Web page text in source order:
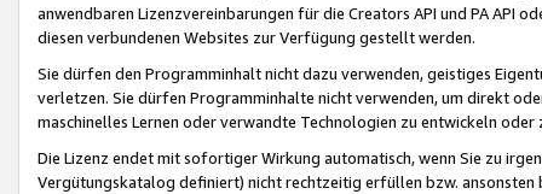
anwendbaren Lizenzvereinbarungen für die Creators API und PA API
diesen verbundenen Websites zur Verfügung gestellt werden.
Sie dürfen den Programminhalt nicht dazu verwenden, geistiges
verletzen. Sie dürfen Programminhalte nicht verwenden, um direkt
maschinelles Lernen oder verwandte Technologien zu entwickeln
Die Lizenz endet mit sofortiger Wirkung automatisch, wenn Sie zu
Vergütungskatalog definiert) nicht rechtzeitig erfüllen bzw. ansonsten